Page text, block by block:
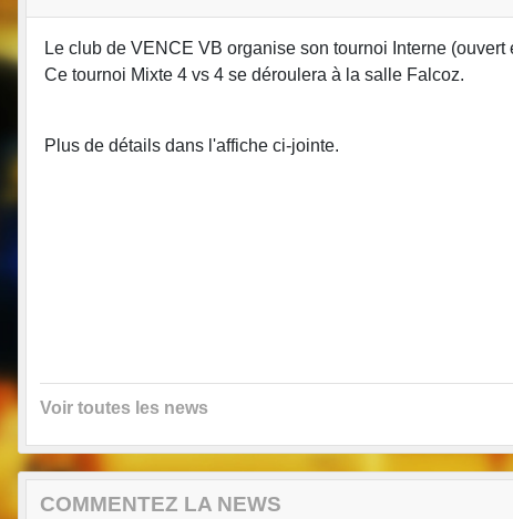
Le club de VENCE VB organise son tournoi Interne
Ce tournoi Mixte 4 vs 4 se déroulera à la salle Falcoz.
Plus de détails dans l'affiche ci-jointe.
Voir toutes les news
COMMENTEZ LA NEWS